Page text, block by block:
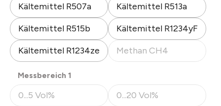
Kältemittel R507a Kältemittel R513a
Kältemittel R515b Kältemittel R1234yF
Kältemittel R1234ze Methan CH4
(Diese Option ist zurzeit
Messbereich 1
0...5 Vol%
(Diese Option ist zurzeit nicht verfügbar.)
0...20 Vol%
(Diese Option ist zurzeit